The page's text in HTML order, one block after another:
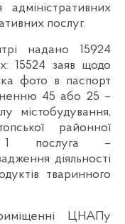
послуг.
надано 15924
15524 заяв щодо
фото в паспорт
45 або 25 –
містобудування,
районної
1 послуга –
діяльності
тваринного
ЦНАПу